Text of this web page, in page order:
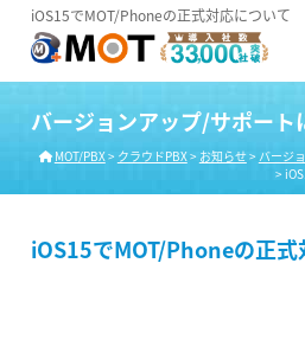
iOS15でMOT/Phoneの正式対応について
バージョンアップ/サポート
MOT/PBX> クラウドPBX> お知らせ> バージ
>
iOS15でMOT/Phoneの正式